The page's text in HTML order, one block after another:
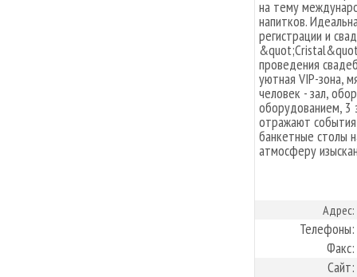
на тему
напитков.
регистрации и
проведения
уютная VIP-зона,
человек - зал,
оборудованием, 3
отражают
банкетные столы
атмосферу
Адрес:
Телефоны:
Факс:
Сайт: